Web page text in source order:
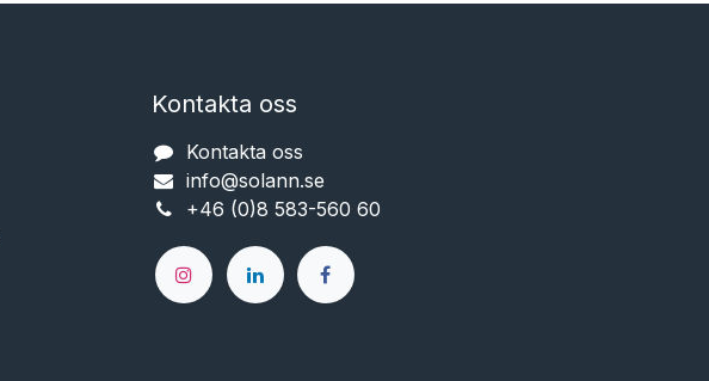
Kontakta oss
Kontakta oss
info@solann.se​​​​​​
+46 (0)8 583-560 60